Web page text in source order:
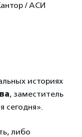
/ АСИ
историях
, заместитель
сегодня».
либо